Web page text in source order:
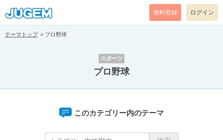
無料登録 ログイン
テーマトップ プロ野球
スポーツ
プロ野球
このカテゴリー内のテーマ